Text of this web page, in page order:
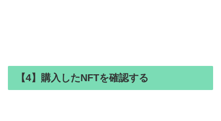
【4】購入したNFTを確認する